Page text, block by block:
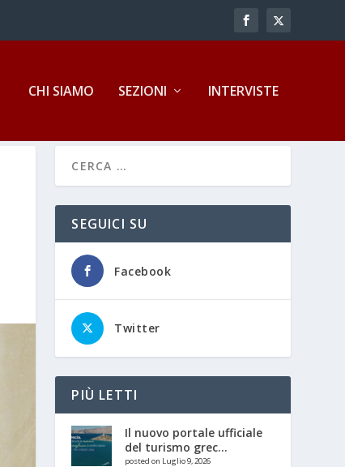
CHI SIAMO SEZIONI INTERVISTE
SEGUICI SU
Facebook
Twitter
PIÙ LETTI
Il nuovo portale ufficiale
del turismo grec...
posted on Luglio 9, 2026